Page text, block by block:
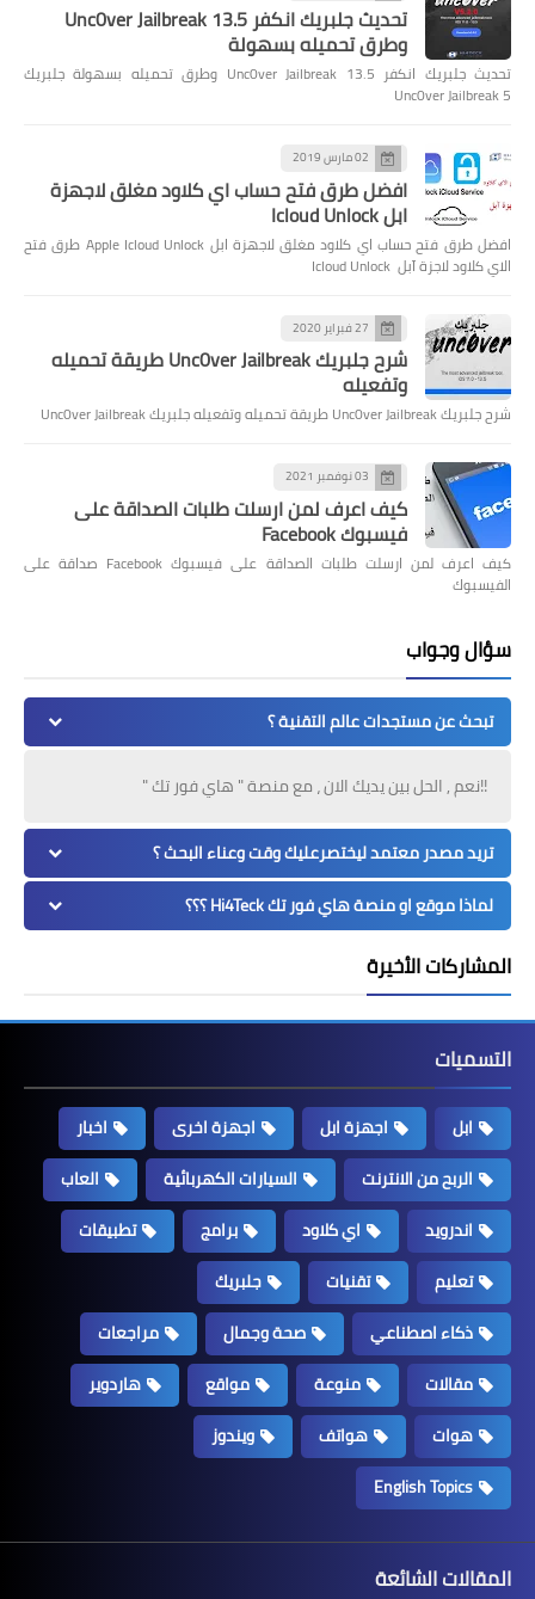
تحديث جلبريك انكفر Unc0ver Jailbreak 13.5
وطرق تحميله بسهولة
تحديث جلبريك انكفر Unc0ver Jailbreak 13.5 وطرق تحميله بسهولة جلبريك
Unc0ver Jailbreak 5
02 مارس 2019
افضل طرق فتح حساب اي كلاود مغلق لاجهزة
ابل Icloud Unlock
افضل طرق فتح حساب اي كلاود مغلق لاجهزة ابل Apple Icloud Unlock طرق فتح
الاي كلاود لاجزة آبل Icloud Unlock
27 فبراير 2020
شرح جلبريك Unc0ver Jailbreak طريقة تحميله
وتفعيله
شرح جلبريك Unc0ver Jailbreak طريقة تحميله وتفعيله جلبريك Unc0ver Jailbreak
03 نوفمبر 2021
كيف اعرف لمن ارسلت طلبات الصداقة على
فيسبوك Facebook
كيف اعرف لمن ارسلت طلبات الصداقة على فيسبوك Facebook صداقة على
الفيسبوك
سؤال وجواب
تبحث عن مستجدات عالم التقنية ؟
!!نعم , الحل بين يديك الان ، مع منصة " هاي فور تك "
تريد مصدر معتمد ليختصرعليك وقت وعناء البحث ؟
لماذا موقع او منصة هاي فور تك Hi4Teck ؟؟؟
المشاركات الأخيرة
التسميات
ابل اجهزة ابل اجهزة اخرى
اخبار
الربح من الانترنت
السيارات الكهربائية
العاب
اندرويد
اي كلاود برامج
تطبيقات
تعليم
تقنيات
جلبريك
ذكاء اصطناعي
صحة وجمال
مراجعات
مقالات
منوعة مواقع
هاردوير
هوات
هواتف
ويندوز
English Topics
المقالات الشائعة